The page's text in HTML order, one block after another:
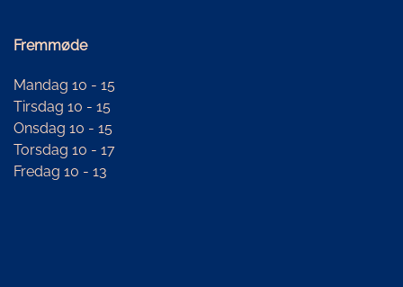
Fremmøde
Mandag 10 - 15
Tirsdag 10 - 15
Onsdag 10 - 15
Torsdag 10 - 17
Fredag 10 - 13